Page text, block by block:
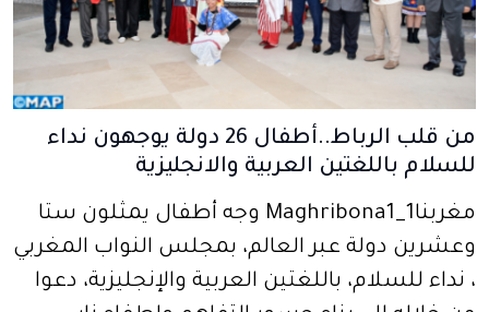
من قلب الرباط..أطفال 26 دولة يوجهون نداء
للسلام باللغتين العربية والانجليزية
مغربنا1_Maghribona1 وجه أطفال يمثلون ستا
وعشرين دولة عبر العالم، بمجلس النواب المغربي
، نداء للسلام، باللغتين العربية والإنجليزية، دعوا